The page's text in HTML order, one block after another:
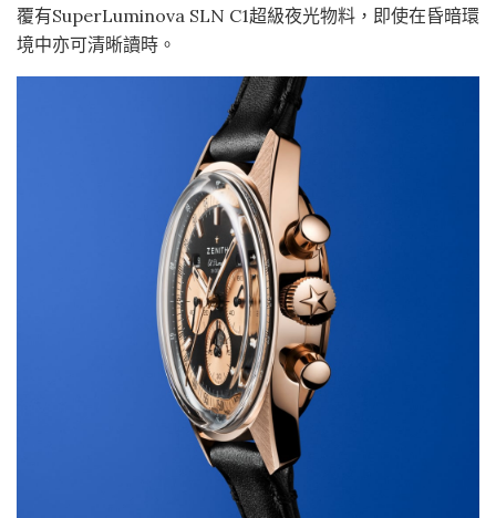
覆有SuperLuminova SLN C1超級夜光物料，即使在昏暗環
境中亦可清晰讀時。